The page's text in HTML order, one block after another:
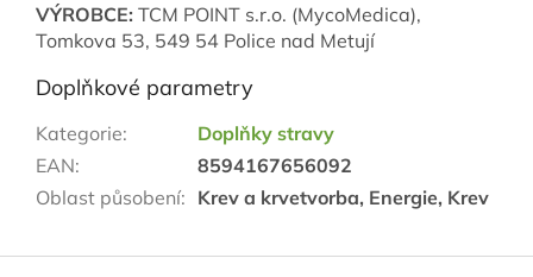
VÝROBCE: TCM POINT s.r.o. (MycoMedica),
Tomkova 53, 549 54 Police nad Metují
Doplňkové parametry
Kategorie:
Doplňky stravy
EAN:
8594167656092
Oblast působení: Krev a krvetvorba, Energie, Krev